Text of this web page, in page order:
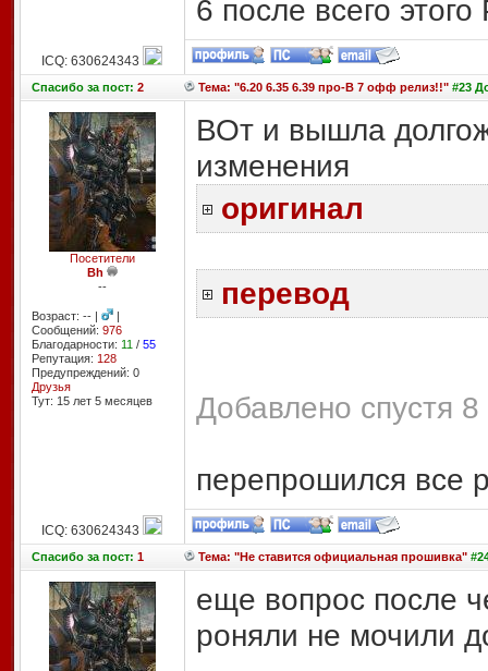
6 после всего
ICQ: 630624343
Спасибоза пост: 2 Тема: "6.20 6.35 6.39 про-В 7 офф релиз!!"#23
Посетители
Bh
--
Возраст: -- |
|
Сообщений: 976
Благодарности: 11 / 55
Репутация: 128
Предупреждений: 0
Друзья
Тут: 15 лет 5 месяцев
ВОт и вышла
изменения
оригинал
перевод
Добавлено спустя
перепрошился все
ICQ: 630624343
Спасибоза пост: 1 Тема: "Не ставится официальная прошивка"
еще вопрос после
роняли не мочили